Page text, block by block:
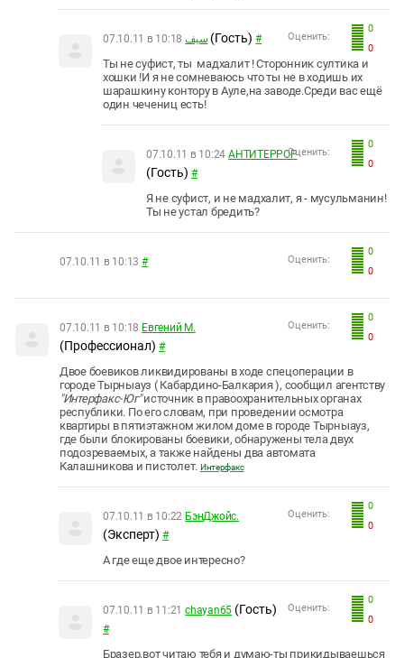
0
0
Оценить:
07.10.11 в 10:18 سيف (Гость) #
Ты не суфист, ты мадхалит ! Сторонник султика и
хошки !И я не сомневаюсь что ты не в ходишь их
шарашкину контору в Ауле,на заводе.Среди вас ещё
один чечениц есть!
0
0
Оценить:
07.10.11 в 10:24 АНТИТEPPOP
(Гость) #
Я не суфист, и не мадхалит, я - мусульманин!
Ты не устал бредить?
0
0
Оценить:
07.10.11 в 10:13 #
0
0
Оценить:
07.10.11 в 10:18 Евгений М.
(Профессионал) #
Двое боевиков ликвидированы в ходе спецоперации в
городе Тырныауз ( Кабардино-Балкария ), сообщил агентству
"Интерфакс-Юг"источник в правоохранительных органах
республики. По его словам, при проведении осмотра
квартиры в пятиэтажном жилом доме в городе Тырныауз,
где были блокированы боевики, обнаружены тела двух
подозреваемых, а также найдены два автомата
Калашникова и пистолет. Интерфакс
0
0
Оценить:
07.10.11 в 10:22 БэнДжойс.
(Эксперт) #
А где еще двое интересно?
0
0
Оценить:
07.10.11 в 11:21 chayan65 (Гость)
#
Бразер,вот читаю тебя и думаю-ты прикидываешься